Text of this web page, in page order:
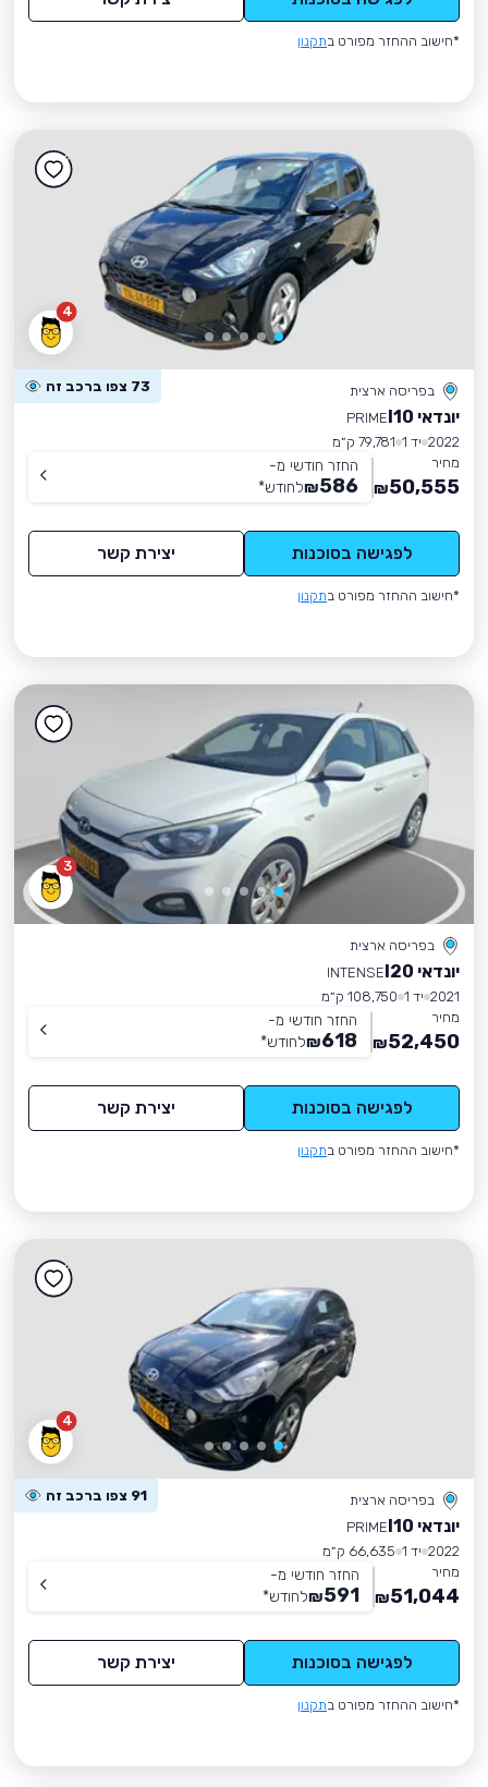
*חישוב ההחזר מפורט בתקנון
4
בפריסה ארצית 73 צפו ברכב זה
יונדאי I10
PRIME
2022 יד 1
79,781 ק״מ
מחיר
50,555
₪
החזר חודשי מ-
586
₪לחודש*
לפגישה בסוכנות יצירת קשר
*חישוב ההחזר מפורט בתקנון
3
בפריסה ארצית
יונדאי I20
INTENSE
2021 יד 1
108,750 ק״מ
מחיר
52,450
₪
החזר חודשי מ-
618
₪לחודש*
לפגישה בסוכנות יצירת קשר
*חישוב ההחזר מפורט בתקנון
4
בפריסה ארצית 91 צפו ברכב זה
יונדאי I10
PRIME
2022 יד 1
66,635 ק״מ
מחיר
51,044
₪
החזר חודשי מ-
591
₪לחודש*
לפגישה בסוכנות יצירת קשר
*חישוב ההחזר מפורט בתקנון